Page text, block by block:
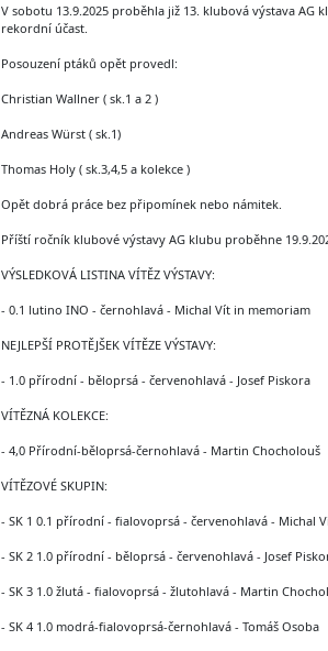
V sobotu 13.9.2025 proběhla již 13. klubová výstava AG
rekordní účast.
Posouzení ptáků opět provedl:
Christian Wallner ( sk.1 a 2 )
Andreas Würst ( sk.1)
Thomas Holy ( sk.3,4,5 a kolekce )
Opět dobrá práce bez připomínek nebo námitek.
Příští ročník klubové výstavy AG klubu proběhne
VÝSLEDKOVÁ LISTINA VÍTĚZ VÝSTAVY:
- 0.1 lutino INO - černohlavá - Michal Vít in memoriam
NEJLEPŠÍ PROTĚJŠEK VÍTĚZE VÝSTAVY:
- 1.0 přírodní - běloprsá - červenohlavá - Josef Piskora
VÍTĚZNÁ KOLEKCE:
- 4,0 Přírodní-běloprsá-černohlavá - Martin Chocholouš
VÍTĚZOVÉ SKUPIN:
- SK 1 0.1 přírodní - fialovoprsá - červenohlavá - Michal
- SK 2 1.0 přírodní - běloprsá - červenohlavá - Josef
- SK 3 1.0 žlutá - fialovoprsá - žlutohlavá - Martin
- SK 4 1.0 modrá-fialovoprsá-černohlavá - Tomáš Osoba